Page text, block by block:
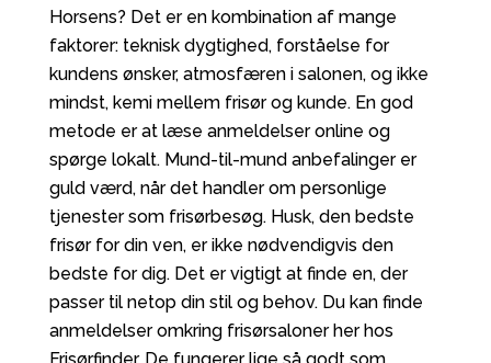
Horsens? Det er en kombination af mange
faktorer: teknisk dygtighed, forståelse for
kundens ønsker, atmosfæren i salonen, og ikke
mindst, kemi mellem frisør og kunde. En god
metode er at læse anmeldelser online og
spørge lokalt. Mund-til-mund anbefalinger er
guld værd, når det handler om personlige
tjenester som frisørbesøg. Husk, den bedste
frisør for din ven, er ikke nødvendigvis den
bedste for dig. Det er vigtigt at finde en, der
passer til netop din stil og behov. Du kan finde
anmeldelser omkring frisørsaloner her hos